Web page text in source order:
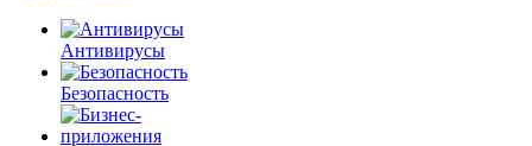
Антивирусы
Безопасность